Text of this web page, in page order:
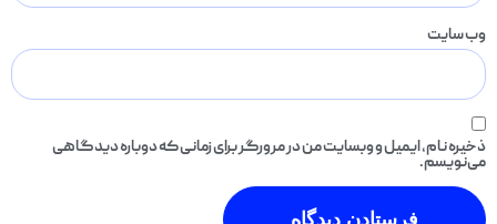
وب‌ سایت
ذخیره نام، ایمیل و وبسایت من در مرورگر برای زمانی که دوباره دیدگاهی
می‌نویسم.